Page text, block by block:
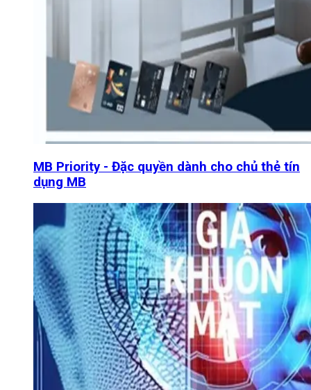
MB Priority - Đặc quyền dành cho chủ thẻ tín
dụng MB